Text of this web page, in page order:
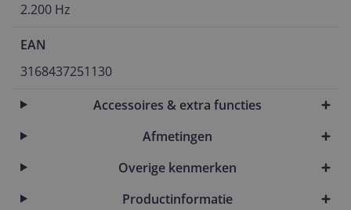
2.200 Hz
EAN
3168437251130
Accessoires & extra functies
Afmetingen
Overige kenmerken
Productinformatie